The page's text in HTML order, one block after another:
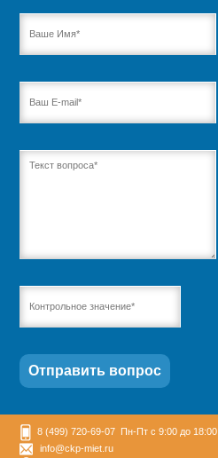
8 (499) 720-69-07 Пн-Пт с 9:00 до 18:00
info@ckp-miet.ru